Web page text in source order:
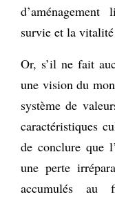
survie et la vitalité
Or, s’il ne fait
une vision du
système de
caractéristiques
de conclure que
une perte
accumulés